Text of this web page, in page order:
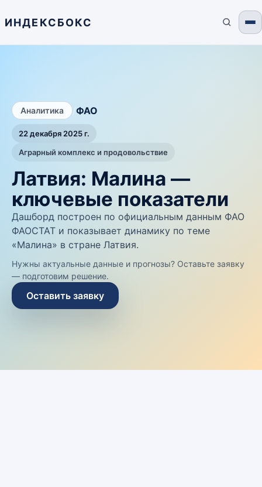
ИНДЕКСБОКС
Аналитика ФАО
22 декабря 2025 г.
Аграрный комплекс и продовольствие
Латвия: Малина —
ключевые показатели
Дашборд построен по официальным данным ФАО
ФАОСТАТ и показывает динамику по теме
«Малина» в стране Латвия.
Нужны актуальные данные и прогнозы? Оставьте заявку
— подготовим решение.
Оставить заявку